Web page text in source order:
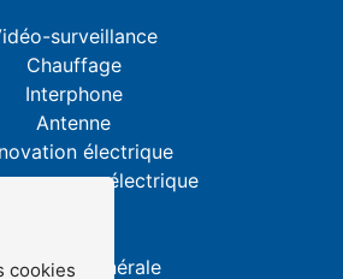
surveillance
Chauffage
Interphone
Antenne
électrique
normes électrique
générale
cookies